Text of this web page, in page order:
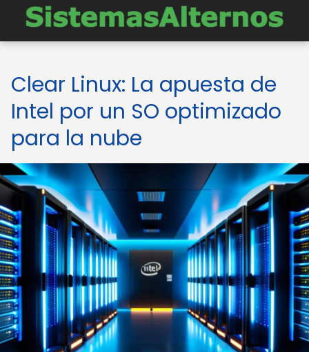
Clear Linux: La apuesta de
Intel por un SO optimizado
para la nube